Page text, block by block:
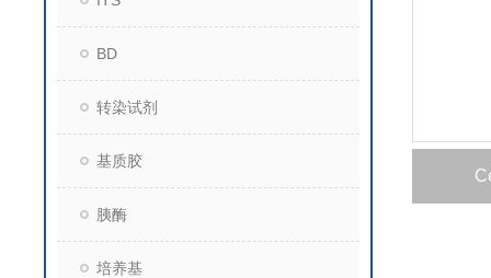
BD
转染试剂
基质胶
胰酶
培养基